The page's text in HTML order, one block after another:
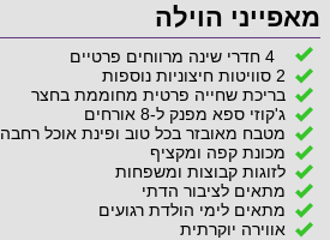
מאפייני הוילה
4 חדרי שינה מרווחים פרטיים
2 סוויטות חיצוניות נוספות
בריכת שחייה פרטית מחוממת בחצר
ג'קוזי ספא מפנק ל-8 אורחים
מטבח מאובזר בכל טוב ופינת אוכל רחבה
מכונת קפה ומקציף
לזוגות קבוצות ומשפחות
מתאים לציבור הדתי
מתאים לימי הולדת רגועים
אווירה יוקרתית